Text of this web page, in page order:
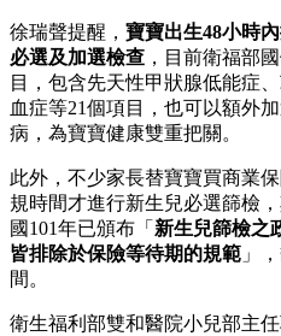
徐瑞聲提醒， 寶寶出生48小時
必選及加選檢查 ，目前衛福部
目，包含先天性甲狀腺低能症
血症等21個項目，也可以額外
病，為寶寶健康雙重把關。
此外，不少家長替寶寶買商業
規時間才進行新生兒必選篩檢
國101年已頒布「 新生兒篩檢之
皆排除於保險等待期的規範 」
間。
衛生福利部雙和醫院小兒部主